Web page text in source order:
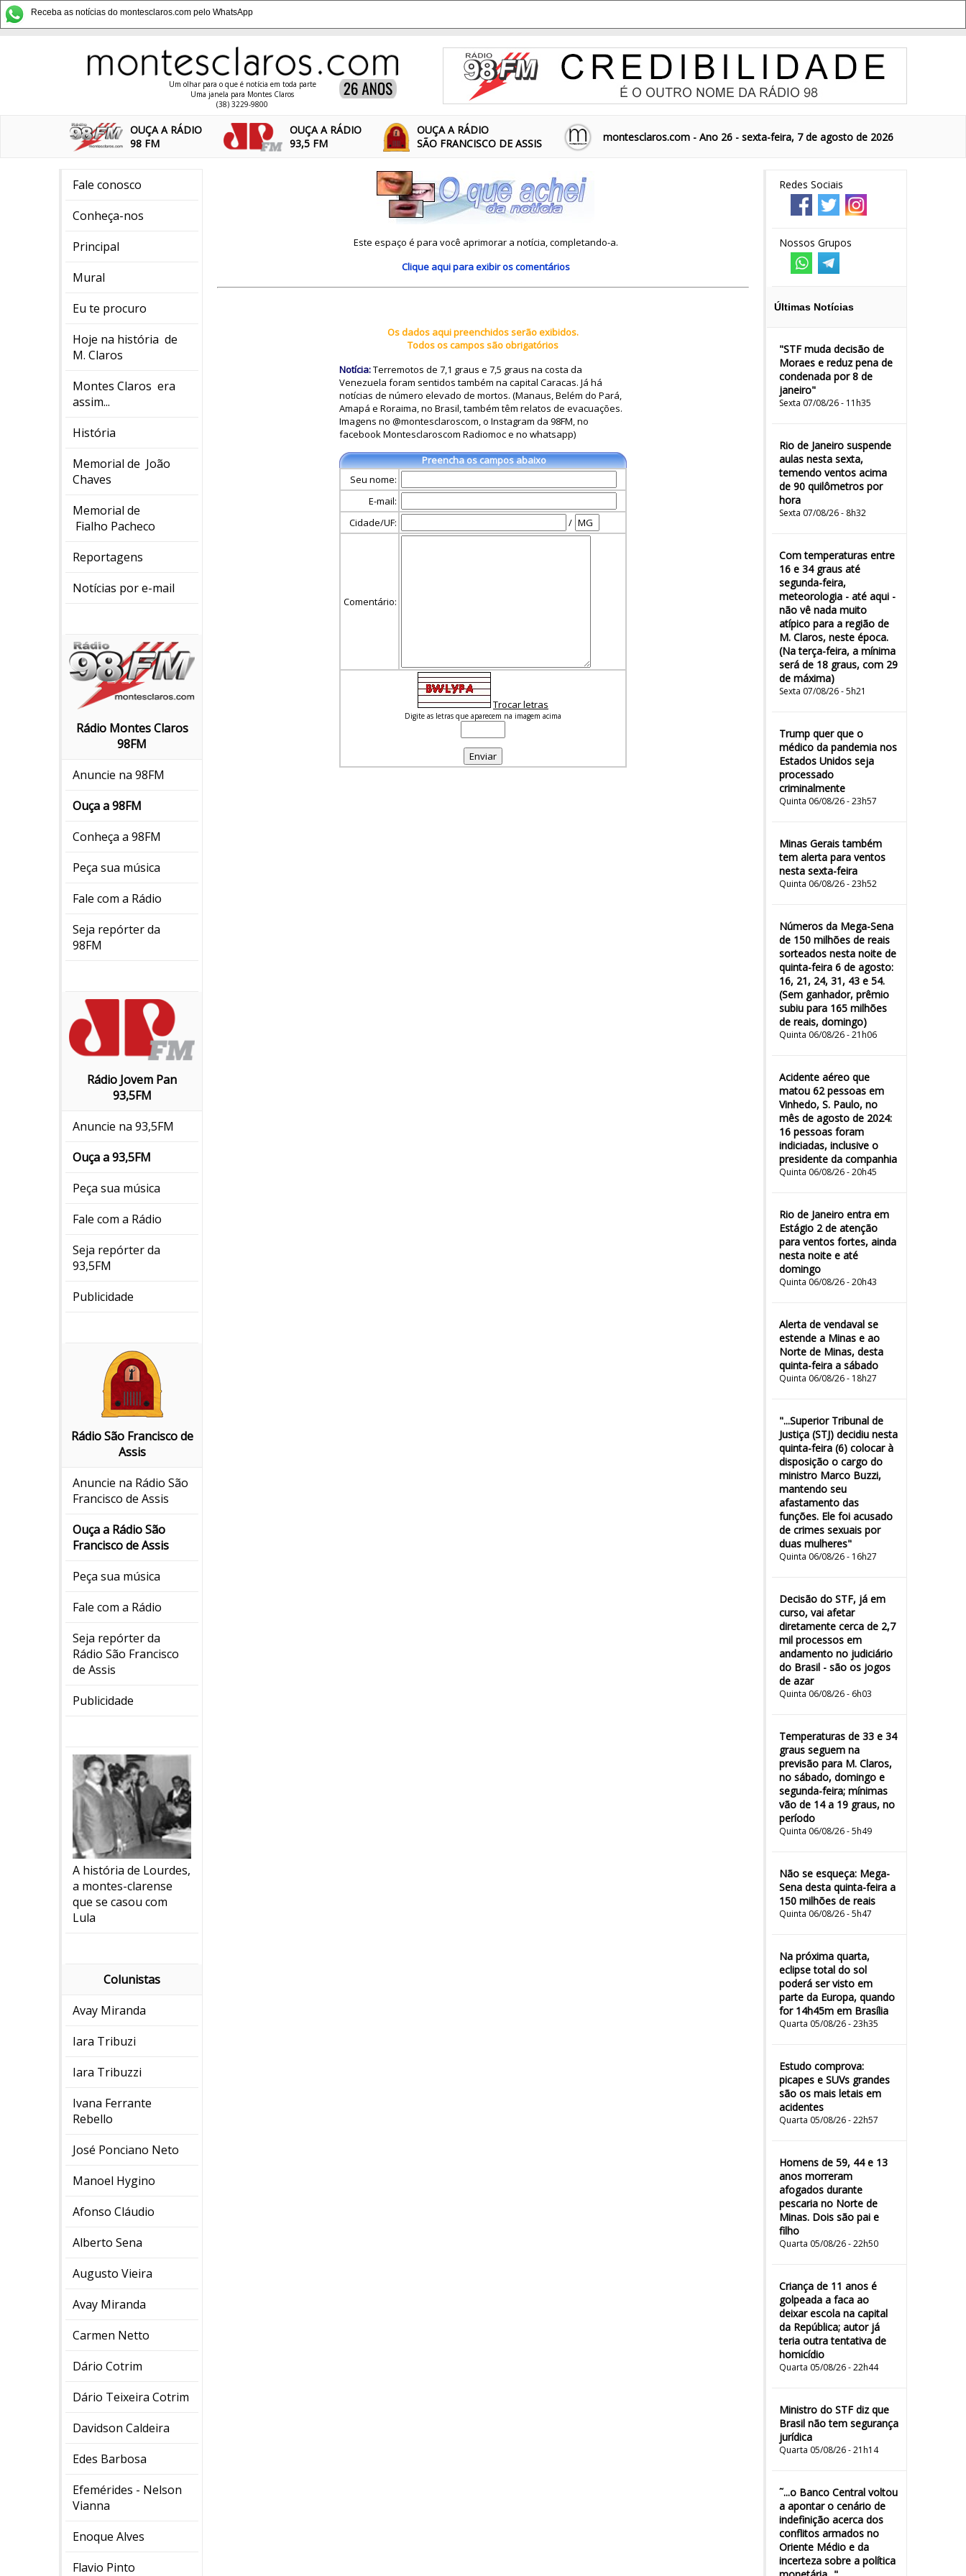
Receba as notícias do montesclaros.com pelo WhatsApp
Um olhar para o que é notícia em toda parte
Uma janela para Montes Claros
(38) 3229-9800
OUÇA A RÁDIO
98 FM
OUÇA A RÁDIO
93,5 FM
OUÇA A RÁDIO
SÃO FRANCISCO DE ASSIS
montesclaros.com - Ano 26 - sexta-feira, 7 de agosto de 2026
Fale conosco
Conheça-nos
Principal
Mural
Eu te procuro
Hoje na história de
M. Claros
Montes Claros era
assim...
História
Memorial de João
Chaves
Memorial de
Fialho Pacheco
Reportagens
Notícias por e-mail
Rádio Montes Claros
98FM
Anuncie na 98FM
Ouça a 98FM
Conheça a 98FM
Peça sua música
Fale com a Rádio
Seja repórter da
98FM
Rádio Jovem Pan
93,5FM
Anuncie na 93,5FM
Ouça a 93,5FM
Peça sua música
Fale com a Rádio
Seja repórter da
93,5FM
Publicidade
Rádio São Francisco de
Assis
Anuncie na Rádio São
Francisco de Assis
Ouça a Rádio São
Francisco de Assis
Peça sua música
Fale com a Rádio
Seja repórter da
Rádio São Francisco
de Assis
Publicidade
A história de Lourdes,
a montes-clarense
que se casou com
Lula
Colunistas
Avay Miranda
Iara Tribuzi
Iara Tribuzzi
Ivana Ferrante
Rebello
José Ponciano Neto
Manoel Hygino
Afonso Cláudio
Alberto Sena
Augusto Vieira
Avay Miranda
Carmen Netto
Dário Cotrim
Dário Teixeira Cotrim
Davidson Caldeira
Edes Barbosa
Efemérides - Nelson
Vianna
Enoque Alves
Flavio Pinto
Redes Sociais
Nossos Grupos
Últimas Notícias
"STF muda decisão de
Moraes e reduz pena de
condenada por 8 de
janeiro"
Sexta 07/08/26 - 11h35
Rio de Janeiro suspende
aulas nesta sexta,
temendo ventos acima
de 90 quilômetros por
hora
Sexta 07/08/26 - 8h32
Com temperaturas entre
16 e 34 graus até
segunda-feira,
meteorologia - até aqui -
não vê nada muito
atípico para a região de
M. Claros, neste época.
(Na terça-feira, a mínima
será de 18 graus, com 29
de máxima)
Sexta 07/08/26 - 5h21
Trump quer que o
médico da pandemia nos
Estados Unidos seja
processado
criminalmente
Quinta 06/08/26 - 23h57
Minas Gerais também
tem alerta para ventos
nesta sexta-feira
Quinta 06/08/26 - 23h52
Números da Mega-Sena
de 150 milhões de reais
sorteados nesta noite de
quinta-feira 6 de agosto:
16, 21, 24, 31, 43 e 54.
(Sem ganhador, prêmio
subiu para 165 milhões
de reais, domingo)
Quinta 06/08/26 - 21h06
Acidente aéreo que
matou 62 pessoas em
Vinhedo, S. Paulo, no
mês de agosto de 2024:
16 pessoas foram
indiciadas, inclusive o
presidente da companhia
Quinta 06/08/26 - 20h45
Rio de Janeiro entra em
Estágio 2 de atenção
para ventos fortes, ainda
nesta noite e até
domingo
Quinta 06/08/26 - 20h43
Alerta de vendaval se
estende a Minas e ao
Norte de Minas, desta
quinta-feira a sábado
Quinta 06/08/26 - 18h27
"...Superior Tribunal de
Justiça (STJ) decidiu nesta
quinta-feira (6) colocar à
disposição o cargo do
ministro Marco Buzzi,
mantendo seu
afastamento das
funções. Ele foi acusado
de crimes sexuais por
duas mulheres"
Quinta 06/08/26 - 16h27
Decisão do STF, já em
curso, vai afetar
diretamente cerca de 2,7
mil processos em
andamento no judiciário
do Brasil - são os jogos
de azar
Quinta 06/08/26 - 6h03
Temperaturas de 33 e 34
graus seguem na
previsão para M. Claros,
no sábado, domingo e
segunda-feira; mínimas
vão de 14 a 19 graus, no
período
Quinta 06/08/26 - 5h49
Não se esqueça: Mega-
Sena desta quinta-feira a
150 milhões de reais
Quinta 06/08/26 - 5h47
Na próxima quarta,
eclipse total do sol
poderá ser visto em
parte da Europa, quando
for 14h45m em Brasília
Quarta 05/08/26 - 23h35
Estudo comprova:
picapes e SUVs grandes
são os mais letais em
acidentes
Quarta 05/08/26 - 22h57
Homens de 59, 44 e 13
anos morreram
afogados durante
pescaria no Norte de
Minas. Dois são pai e
filho
Quarta 05/08/26 - 22h50
Criança de 11 anos é
golpeada a faca ao
deixar escola na capital
da República; autor já
teria outra tentativa de
homicídio
Quarta 05/08/26 - 22h44
Ministro do STF diz que
Brasil não tem segurança
jurídica
Quarta 05/08/26 - 21h14
˜...o Banco Central voltou
a apontar o cenário de
indefinição acerca dos
conflitos armados no
Oriente Médio e da
incerteza sobre a política
Este espaço é para você aprimorar a notícia, completando-a.
Clique aquipara exibir os comentários
Os dados aqui preenchidos serão exibidos.
Todos os campos são obrigatórios
Notícia:Terremotos de 7,1 graus e 7,5 graus na costa da
Venezuela foram sentidos também na capital Caracas. Já há
notícias de número elevado de mortos. (Manaus, Belém do Pará,
Amapá e Roraima, no Brasil, também têm relatos de evacuações.
Imagens no @montesclaroscom, o Instagram da 98FM, no
facebook Montesclaroscom Radiomoc e no whatsapp)
Preencha os campos abaixo
Seu nome:
E-mail:
Cidade/UF:
/
Comentário:
Trocar letras
Digite as letras que aparecem na imagem acima